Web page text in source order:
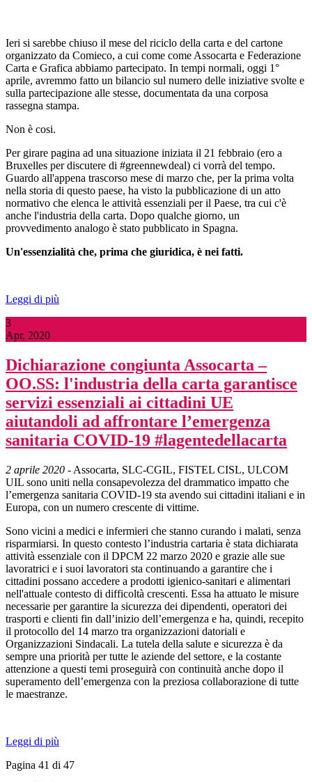
Ieri si sarebbe chiuso il mese del riciclo della carta e del cartone
organizzato da Comieco, a cui come come Assocarta e Federazione
Carta e Grafica abbiamo partecipato. In tempi normali, oggi 1°
aprile, avremmo fatto un bilancio sul numero delle iniziative svolte e
sulla partecipazione alle stesse, documentata da una corposa
rassegna stampa.
Non è cosi.
Per girare pagina ad una situazione iniziata il 21 febbraio (ero a
Bruxelles per discutere di #greennewdeal) ci vorrà del tempo.
Guardo all'appena trascorso mese di marzo che, per la prima volta
nella storia di questo paese, ha visto la pubblicazione di un atto
normativo che elenca le attività essenziali per il Paese, tra cui c'è
anche l'industria della carta. Dopo qualche giorno, un
provvedimento analogo è stato pubblicato in Spagna.
Un'essenzialità che, prima che giuridica, è nei fatti.
Leggi di più
3
Apr, 2020
Dichiarazione congiunta Assocarta –
OO.SS: l'industria della carta garantisce
servizi essenziali ai cittadini UE
aiutandoli ad affrontare l’emergenza
sanitaria COVID-19 #lagentedellacarta
2 aprile 2020 - Assocarta, SLC-CGIL, FISTEL CISL, ULCOM
UIL sono uniti nella consapevolezza del drammatico impatto che
l’emergenza sanitaria COVID-19 sta avendo sui cittadini italiani e in
Europa, con un numero crescente di vittime.
Sono vicini a medici e infermieri che stanno curando i malati, senza
risparmiarsi. In questo contesto l’industria cartaria è stata dichiarata
attività essenziale con il DPCM 22 marzo 2020 e grazie alle sue
lavoratrici e i suoi lavoratori sta continuando a garantire che i
cittadini possano accedere a prodotti igienico-sanitari e alimentari
nell'attuale contesto di difficoltà crescenti. Essa ha attuato le misure
necessarie per garantire la sicurezza dei dipendenti, operatori dei
trasporti e clienti fin dall’inizio dell’emergenza e ha, quindi, recepito
il protocollo del 14 marzo tra organizzazioni datoriali e
Organizzazioni Sindacali. La tutela della salute e sicurezza è da
sempre una priorità per tutte le aziende del settore, e la costante
attenzione a questi temi proseguirà con continuità anche dopo il
superamento dell’emergenza con la preziosa collaborazione di tutte
le maestranze.
Leggi di più
Pagina 41 di 47